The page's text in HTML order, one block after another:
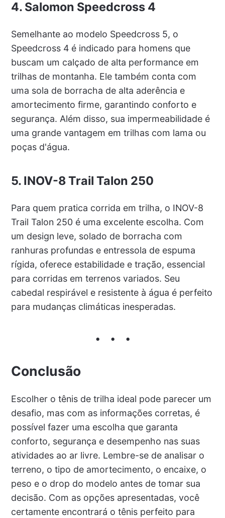
4. Salomon Speedcross 4
Semelhante ao modelo Speedcross 5, o
Speedcross 4 é indicado para homens que
buscam um calçado de alta performance em
trilhas de montanha. Ele também conta com
uma sola de borracha de alta aderência e
amortecimento firme, garantindo conforto e
segurança. Além disso, sua impermeabilidade é
uma grande vantagem em trilhas com lama ou
poças d'água.
5. INOV-8 Trail Talon 250
Para quem pratica corrida em trilha, o INOV-8
Trail Talon 250 é uma excelente escolha. Com
um design leve, solado de borracha com
ranhuras profundas e entressola de espuma
rígida, oferece estabilidade e tração, essencial
para corridas em terrenos variados. Seu
cabedal respirável e resistente à água é perfeito
para mudanças climáticas inesperadas.
Conclusão
Escolher o tênis de trilha ideal pode parecer um
desafio, mas com as informações corretas, é
possível fazer uma escolha que garanta
conforto, segurança e desempenho nas suas
atividades ao ar livre. Lembre-se de analisar o
terreno, o tipo de amortecimento, o encaixe, o
peso e o drop do modelo antes de tomar sua
decisão. Com as opções apresentadas, você
certamente encontrará o tênis perfeito para